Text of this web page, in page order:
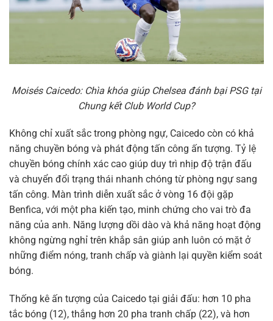
Moisés Caicedo: Chìa khóa giúp Chelsea đánh bại PSG tại
Chung kết Club World Cup?
Không chỉ xuất sắc trong phòng ngự, Caicedo còn có khả
năng chuyền bóng và phát động tấn công ấn tượng. Tỷ lệ
chuyền bóng chính xác cao giúp duy trì nhịp độ trận đấu
và chuyển đổi trạng thái nhanh chóng từ phòng ngự sang
tấn công. Màn trình diễn xuất sắc ở vòng 16 đội gặp
Benfica, với một pha kiến tạo, minh chứng cho vai trò đa
năng của anh. Năng lượng dồi dào và khả năng hoạt động
không ngừng nghỉ trên khắp sân giúp anh luôn có mặt ở
những điểm nóng, tranh chấp và giành lại quyền kiểm soát
bóng.
Thống kê ấn tượng của Caicedo tại giải đấu: hơn 10 pha
tắc bóng (12), thắng hơn 20 pha tranh chấp (22), và hơn